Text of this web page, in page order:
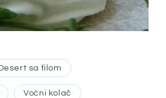
sa filom
Voćni kolač